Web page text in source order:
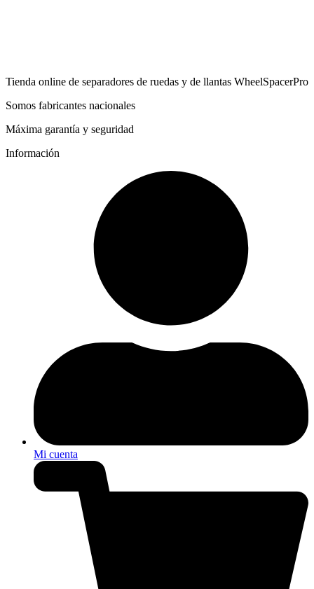
Tienda online de separadores de ruedas y de llantas WheelSpacerPro
Somos fabricantes nacionales
Máxima garantía y seguridad
Información
Mi cuenta